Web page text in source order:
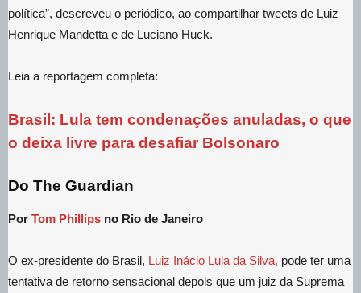
política”, descreveu o periódico, ao compartilhar tweets de Luiz
Henrique Mandetta e de Luciano Huck.
Leia a reportagem completa:
Brasil: Lula tem condenações anuladas, o que
o deixa livre para desafiar Bolsonaro
Do The Guardian
Por Tom Phillips no Rio de Janeiro
O ex-presidente do Brasil, Luiz Inácio Lula da Silva, pode ter uma
tentativa de retorno sensacional depois que um juiz da Suprema